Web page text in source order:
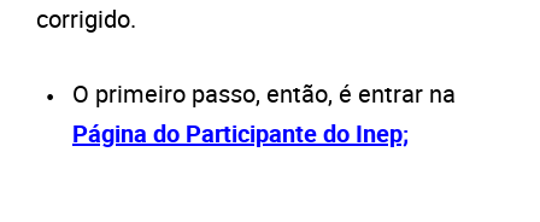
corrigido.
O primeiro passo, então, é entrar na
Página do Participante do Inep;